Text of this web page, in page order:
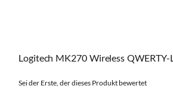
Logitech MK270 Wireless QWERTY-
Sei der Erste, der dieses Produkt bewertet